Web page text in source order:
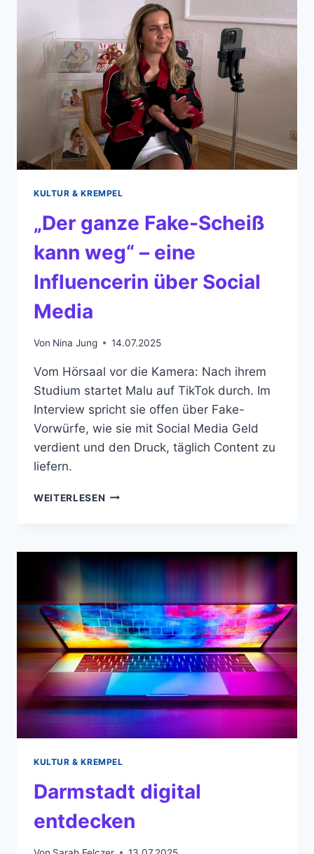
BESUCH
AUF
DEM
GSI-
CAMPUS
KULTUR & KREMPEL
„Der ganze Fake-Scheiß
kann weg“ – eine
Influencerin über Social
Media
Von Nina Jung 14.07.2025
Vom Hörsaal vor die Kamera: Nach ihrem
Studium startet Malu auf TikTok durch. Im
Interview spricht sie offen über Fake-
Vorwürfe, wie sie mit Social Media Geld
verdient und den Druck, täglich Content zu
liefern.
WEITERLESEN „DER
ANN W
EG“ –
E
INE I
NFLUENCERIN Ü
BER S
OCIAL M
EDIA
KULTUR & KREMPEL
Darmstadt digital
entdecken